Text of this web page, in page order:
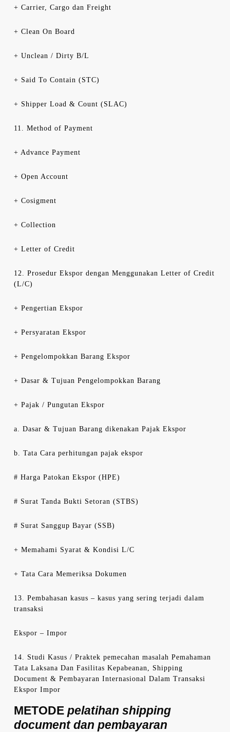
+ Carrier, Cargo dan Freight
+ Clean On Board
+ Unclean / Dirty B/L
+ Said To Contain (STC)
+ Shipper Load & Count (SLAC)
11. Method of Payment
+ Advance Payment
+ Open Account
+ Cosigment
+ Collection
+ Letter of Credit
12. Prosedur Ekspor dengan Menggunakan Letter of Credit
(L/C)
+ Pengertian Ekspor
+ Persyaratan Ekspor
+ Pengelompokkan Barang Ekspor
+ Dasar & Tujuan Pengelompokkan Barang
+ Pajak / Pungutan Ekspor
a. Dasar & Tujuan Barang dikenakan Pajak Ekspor
b. Tata Cara perhitungan pajak ekspor
# Harga Patokan Ekspor (HPE)
# Surat Tanda Bukti Setoran (STBS)
# Surat Sanggup Bayar (SSB)
+ Memahami Syarat & Kondisi L/C
+ Tata Cara Memeriksa Dokumen
13. Pembahasan kasus – kasus yang sering terjadi dalam
transaksi
Ekspor – Impor
14. Studi Kasus / Praktek pemecahan masalah Pemahaman
Tata Laksana Dan Fasilitas Kepabeanan, Shipping
Document & Pembayaran Internasional Dalam Transaksi
Ekspor Impor
METODE pelatihan shipping
document dan pembayaran